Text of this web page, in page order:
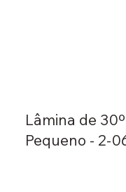
Lâmina de
Pequeno - 2-